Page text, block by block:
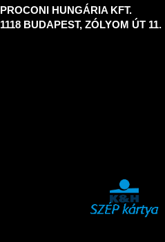
PROCONI HUNGÁRIA KFT.
1118 BUDAPEST, ZÓLYOM ÚT 11.